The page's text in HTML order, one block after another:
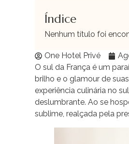
Índice
Nenhum título foi
One Hotel Privé
O sul da França é um
brilho e o glamour de
experiência culinária no
deslumbrante. Ao se
sublime, realçada pela